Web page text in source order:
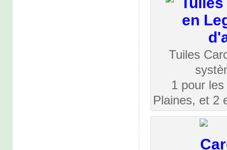
Tuiles
1 pour
Plaines, et 2